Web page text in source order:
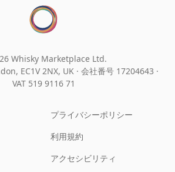
Whisky Marketplace Ltd.
EC1V 2NX, UK · 会社番号 17204643 ·
VAT 519 9116 71
プライバシーポリシー
利用規約
アクセシビリティ